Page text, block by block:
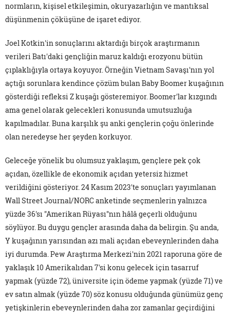
normların, kişisel etkileşimin, okuryazarlığın ve mantıksal
düşünmenin çöküşüne de işaret ediyor.
Joel Kotkin'in sonuçlarını aktardığı birçok araştırmanın
verileri Batı'daki gençliğin maruz kaldığı erozyonu bütün
çıplaklığıyla ortaya koyuyor. Örneğin Vietnam Savaşı'nın yol
açtığı sorunlara kendince çözüm bulan Baby Boomer kuşağının
gösterdiği refleksi Z kuşağı gösteremiyor. Boomer'lar kızgındı
ama genel olarak gelecekleri konusunda umutsuzluğa
kapılmadılar. Buna karşılık şu anki gençlerin çoğu önlerinde
olan neredeyse her şeyden korkuyor.
Geleceğe yönelik bu olumsuz yaklaşım, gençlere pek çok
açıdan, özellikle de ekonomik açıdan yetersiz hizmet
verildiğini gösteriyor. 24 Kasım 2023'te sonuçları yayımlanan
Wall Street Journal/NORC anketinde seçmenlerin yalnızca
yüzde 36'sı "Amerikan Rüyası"nın hâlâ geçerli olduğunu
söylüyor. Bu duygu gençler arasında daha da belirgin. Şu anda,
Y kuşağının yarısından azı mali açıdan ebeveynlerinden daha
iyi durumda. Pew Araştırma Merkezi'nin 2021 raporuna göre de
yaklaşık 10 Amerikalıdan 7'si konu gelecek için tasarruf
yapmak (yüzde 72), üniversite için ödeme yapmak (yüzde 71) ve
ev satın almak (yüzde 70) söz konusu olduğunda günümüz genç
yetişkinlerin ebeveynlerinden daha zor zamanlar geçirdiğini